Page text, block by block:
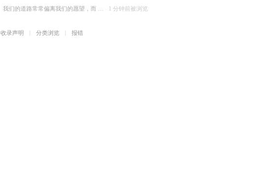
我们的道路常常偏离我们的愿望，而 …
1 分钟前被浏览
收录声明 分类浏览 报错